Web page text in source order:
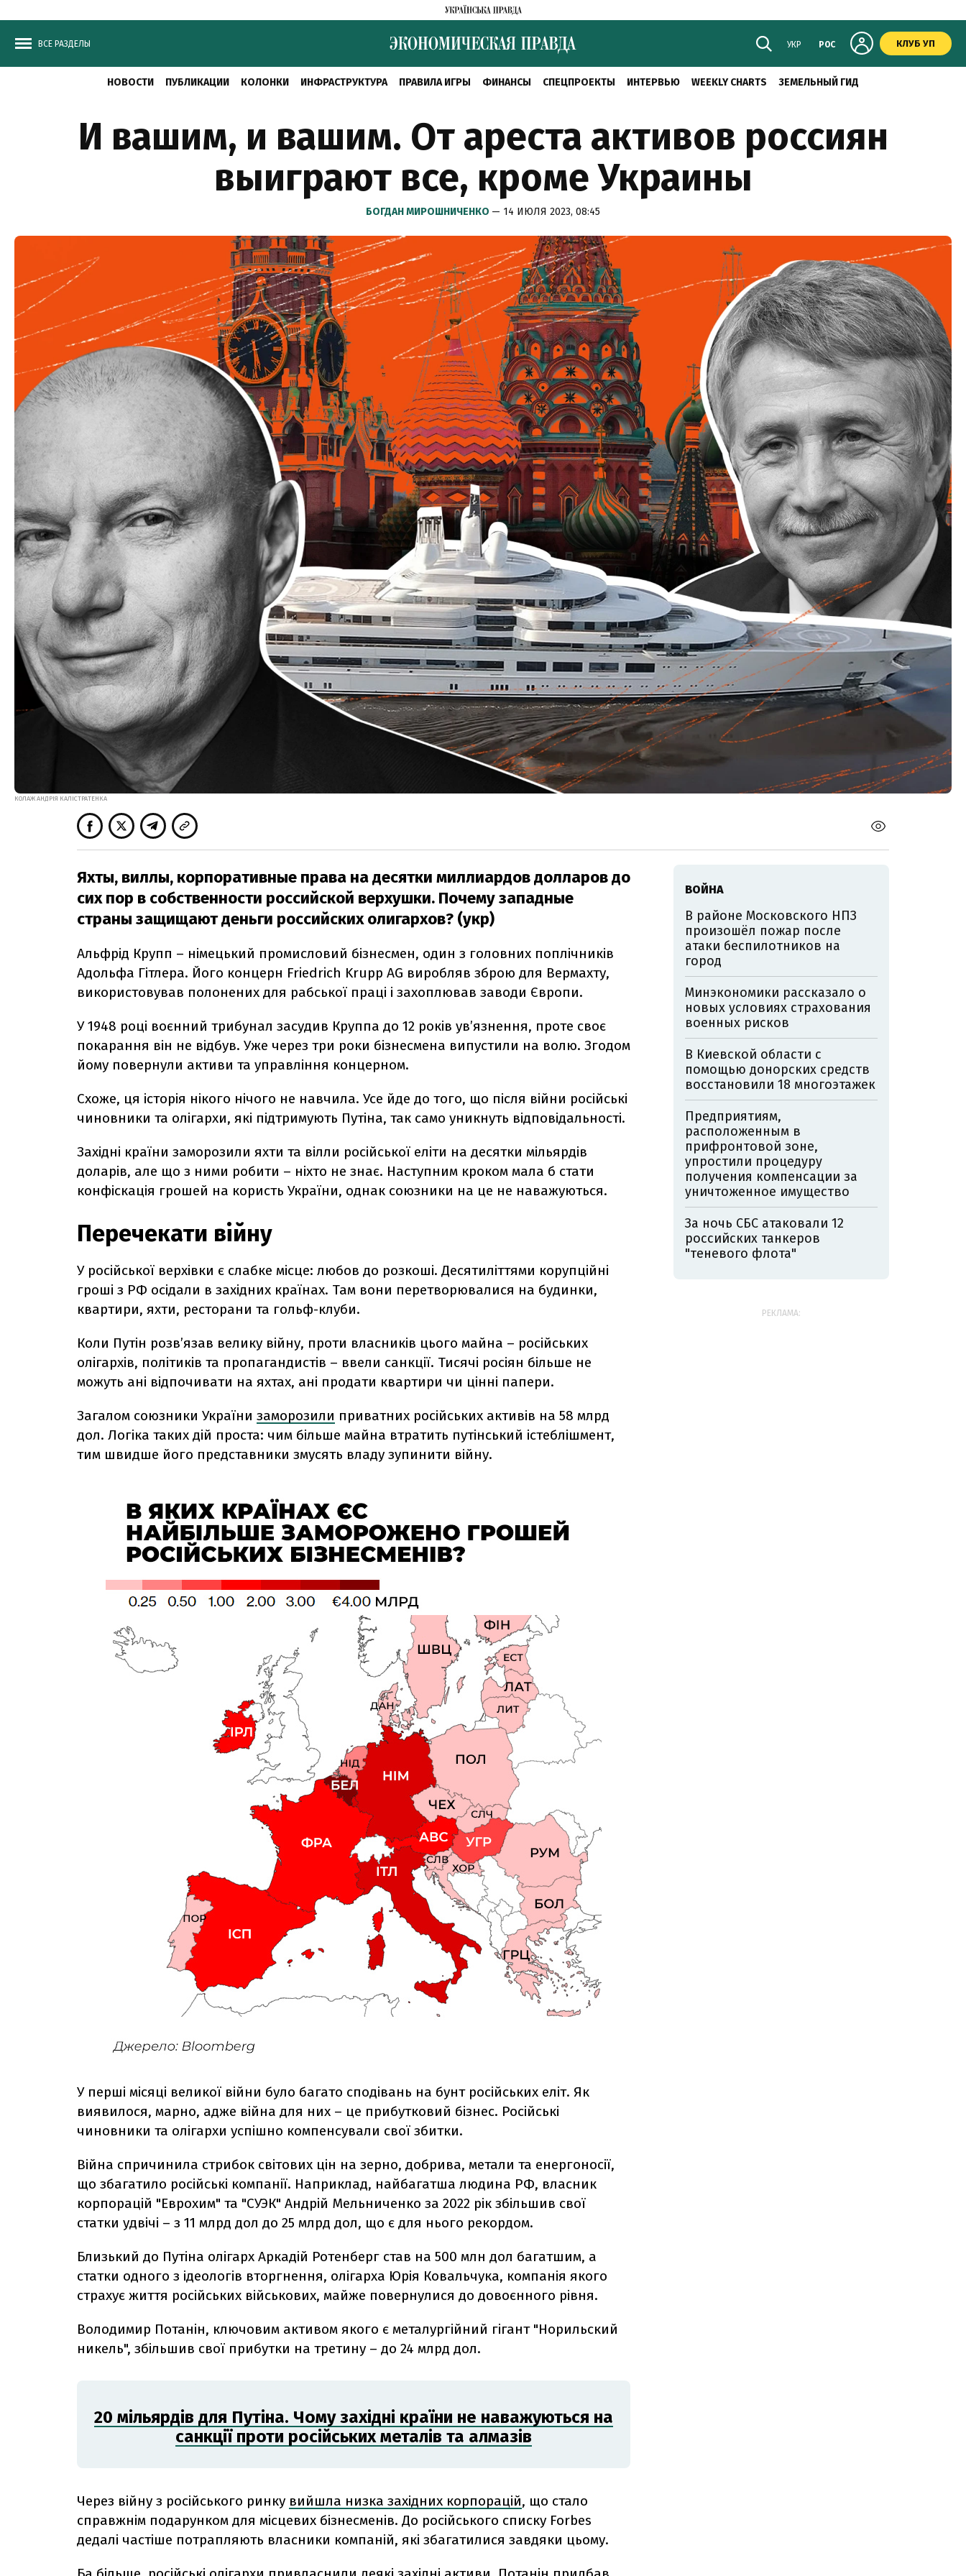
ВСЕ РАЗДЕЛЫ УКР РОС КЛУБ УП
НОВОСТИ ПУБЛИКАЦИИ КОЛОНКИ ИНФРАСТРУКТУРА ПРАВИЛА ИГРЫ ФИНАНСЫ СПЕЦПРОЕКТЫ ИНТЕРВЬЮ WEEKLY CHARTS ЗЕМЕЛЬНЫЙ ГИД
И вашим, и вашим. От ареста активов россиян
выиграют все, кроме Украины
БОГДАН МИРОШНИЧЕНКО — 14 ИЮЛЯ 2023, 08:45
КОЛАЖ АНДРІЯ КАЛІСТРАТЕНКА
Яхты, виллы, корпоративные права на десятки миллиардов долларов до
сих пор в собственности российской верхушки. Почему западные
страны защищают деньги российских олигархов? (укр)
Альфрід Крупп – німецький промисловий бізнесмен, один з головних поплічників
Адольфа Гітлера. Його концерн Friedrich Krupp AG виробляв зброю для Вермахту,
використовував полонених для рабської праці і захоплював заводи Європи.
У 1948 році воєнний трибунал засудив Круппа до 12 років ув’язнення, проте своє
покарання він не відбув. Уже через три роки бізнесмена випустили на волю. Згодом
йому повернули активи та управління концерном.
Схоже, ця історія нікого нічого не навчила. Усе йде до того, що після війни російські
чиновники та олігархи, які підтримують Путіна, так само уникнуть відповідальності.
Західні країни заморозили яхти та вілли російської еліти на десятки мільярдів
доларів, але що з ними робити – ніхто не знає. Наступним кроком мала б стати
конфіскація грошей на користь України, однак союзники на це не наважуються.
Перечекати війну
У російської верхівки є слабке місце: любов до розкоші. Десятиліттями корупційні
гроші з РФ осідали в західних країнах. Там вони перетворювалися на будинки,
квартири, яхти, ресторани та гольф-клуби.
Коли Путін розв’язав велику війну, проти власників цього майна – російських
олігархів, політиків та пропагандистів – ввели санкції. Тисячі росіян більше не
можуть ані відпочивати на яхтах, ані продати квартири чи цінні папери.
Загалом союзники України заморозили приватних російських активів на 58 млрд
дол. Логіка таких дій проста: чим більше майна втратить путінський істеблішмент,
тим швидше його представники змусять владу зупинити війну.
У перші місяці великої війни було багато сподівань на бунт російських еліт. Як
виявилося, марно, адже війна для них – це прибутковий бізнес. Російські
чиновники та олігархи успішно компенсували свої збитки.
Війна спричинила стрибок світових цін на зерно, добрива, метали та енергоносії,
що збагатило російські компанії. Наприклад, найбагатша людина РФ, власник
корпорацій "Еврохим" та "СУЭК" Андрій Мельниченко за 2022 рік збільшив свої
статки удвічі – з 11 млрд дол до 25 млрд дол, що є для нього рекордом.
Близький до Путіна олігарх Аркадій Ротенберг став на 500 млн дол багатшим, а
статки одного з ідеологів вторгнення, олігарха Юрія Ковальчука, компанія якого
страхує життя російських військових, майже повернулися до довоєнного рівня.
Володимир Потанін, ключовим активом якого є металургійний гігант "Норильский
никель", збільшив свої прибутки на третину – до 24 млрд дол.
20 мільярдів для Путіна. Чому західні країни не наважуються на
санкції проти російських металів та алмазів
Через війну з російського ринку вийшла низка західних корпорацій, що стало
справжнім подарунком для місцевих бізнесменів. До російського списку Forbes
дедалі частіше потрапляють власники компаній, які збагатилися завдяки цьому.
ВОЙНА
В районе Московского НПЗ
произошёл пожар после
атаки беспилотников на
город
Минэкономики рассказало о
новых условиях страхования
военных рисков
В Киевской области с
помощью донорских средств
восстановили 18 многоэтажек
Предприятиям,
расположенным в
прифронтовой зоне,
упростили процедуру
получения компенсации за
уничтоженное имущество
За ночь СБС атаковали 12
российских танкеров
"теневого флота"
РЕКЛАМА: